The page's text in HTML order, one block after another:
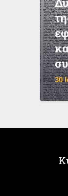
30